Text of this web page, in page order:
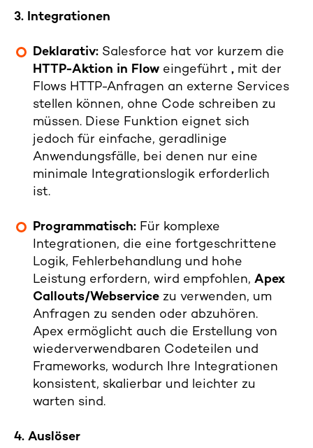
3. Integrationen
Deklarativ: Salesforce hat vor kurzem die
HTTP-Aktion in Floweingeführt ,mit der
Flows HTTP-Anfragen an externe Services
stellen können, ohne Code schreiben zu
müssen. Diese Funktion eignet sich
jedoch für einfache, geradlinige
Anwendungsfälle, bei denen nur eine
minimale Integrationslogik erforderlich
ist.
Programmatisch:Für komplexe
Integrationen, die eine fortgeschrittene
Logik, Fehlerbehandlung und hohe
Leistung erfordern, wird empfohlen, Apex
Callouts/Webservicezu verwenden, um
Anfragen zu senden oder abzuhören.
Apex ermöglicht auch die Erstellung von
wiederverwendbaren Codeteilen und
Frameworks, wodurch Ihre Integrationen
konsistent, skalierbar und leichter zu
warten sind.
4. Auslöser